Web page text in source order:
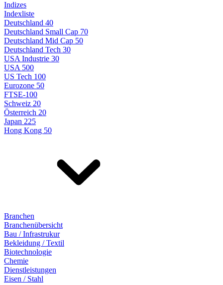
Indizes
Indexliste
Deutschland 40
Deutschland Small Cap 70
Deutschland Mid Cap 50
Deutschland Tech 30
USA Industrie 30
USA 500
US Tech 100
Eurozone 50
FTSE-100
Schweiz 20
Österreich 20
Japan 225
Hong Kong 50
Branchen
Branchenübersicht
Bau / Infrastrukur
Bekleidung / Textil
Biotechnologie
Chemie
Dienstleistungen
Eisen / Stahl